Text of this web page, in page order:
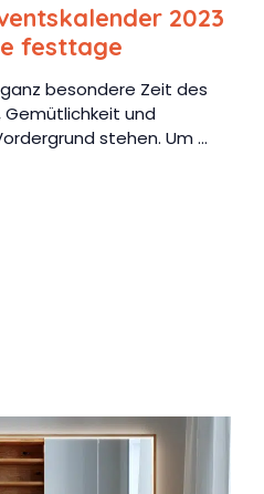
2023
festtage
besondere Zeit des
Gemütlichkeit und
stehen. Um ...